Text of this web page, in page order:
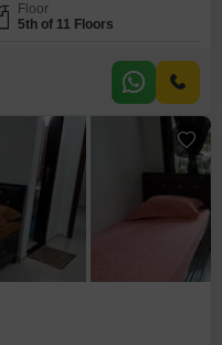
Floor
5th of 11 Floors